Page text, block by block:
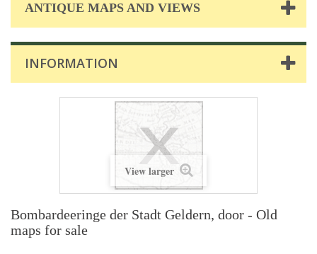
ANTIQUE MAPS AND VIEWS
INFORMATION
View larger
Bombardeeringe der Stadt Geldern, door - Old
maps for sale